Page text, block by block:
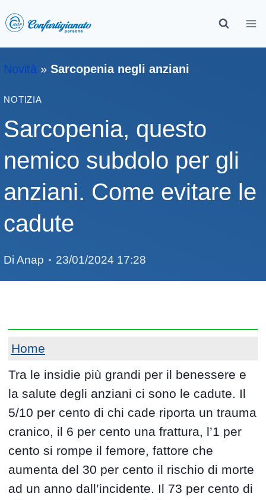
Novità »Sarcopenia negli anziani
NOTIZIA
Sarcopenia, questo
nemico subdolo per gli
anziani. Come evitare le
cadute
Di Anap 23/01/2024 17:28
Home
Tra le insidie più grandi per il benessere e
la salute degli anziani ci sono le cadute. Il
5/10 per cento di chi cade riporta un trauma
cranico, il 6 per cento una frattura, l’1 per
cento si rompe il femore, fattore che
aumenta del 30 per cento il rischio di morte
ad un anno dall’incidente. Il 73 per cento di